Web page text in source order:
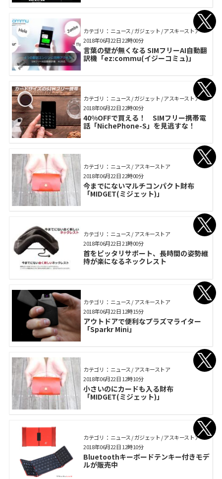
カテゴリ： ニュース / ガジェット / アスキーストア
言葉の壁が無くなる SIMフリーAI自動翻
訳機「ez:commu(イジーコミュ)」
2018年06月22日 22時00分
カテゴリ： ニュース / ガジェット / アスキーストア
40%OFFで買える！ SIMフリー携帯電
話「NichePhone-S」を見逃すな！
2018年06月22日 22時00分
カテゴリ： ニュース / アスキーストア
今までにないマルチコンパクト財布
「MIDGET(ミジェット)」
2018年06月22日 22時00分
カテゴリ： ニュース / アスキーストア
首をピッタリサポート、長時間の姿勢維
持が楽になるネックレスト
2018年06月22日 21時00分
カテゴリ： ニュース / アスキーストア
アウトドアで便利なプラズマライター
「Sparkr Mini」
2018年06月22日 12時15分
カテゴリ： ニュース / アスキーストア
小さいのにカードも入る財布
「MIDGET(ミジェット)」
2018年06月22日 12時10分
カテゴリ： ニュース / ガジェット / アスキーストア
Bluetoothキーボードテンキー付きモデ
ルが販売中
2018年06月22日 12時10分